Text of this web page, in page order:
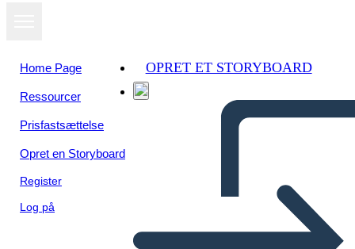
Home Page
Ressourcer
Prisfastsættelse
Opret en Storyboard
Register
Log på
OPRET ET STORYBOARD